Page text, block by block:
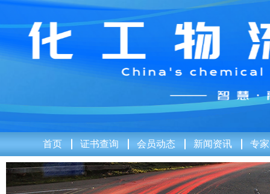
首页 证书查询 会员动态 新闻资讯 专